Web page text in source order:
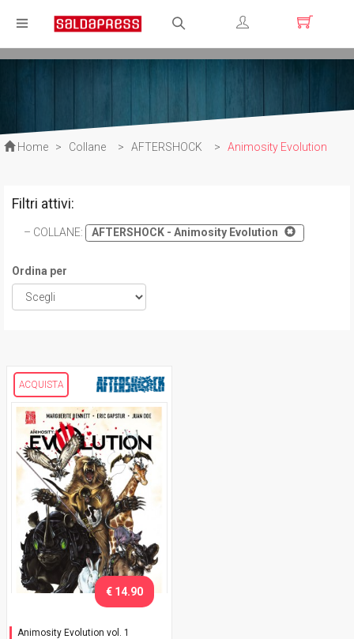
Registrati
Home > Collane > AFTERSHOCK > Animosity Evolution
Filtri attivi:
COLLANE: AFTERSHOCK - Animosity Evolution
Ordina per
ACQUISTA
Animosity Evolution vol. 1
€ 14.90